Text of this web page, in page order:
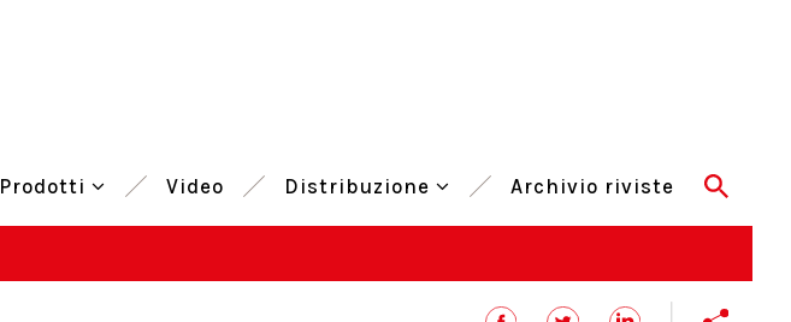
Prodotti Video Distribuzione Archivio riviste